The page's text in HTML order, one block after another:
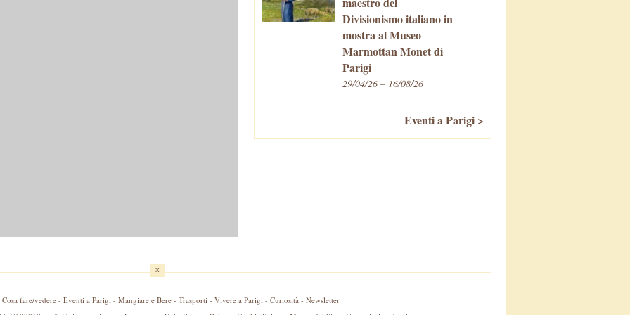
Divisionismo italiano in
mostra al Museo
Marmottan Monet di
Parigi
29/04/26 – 16/08/26
Eventi a Parigi >
Cosa fare/vedere - Eventi a Parigi - Mangiare e Bere - Trasporti - Vivere a Parigi - Curiosità - Newsletter
x